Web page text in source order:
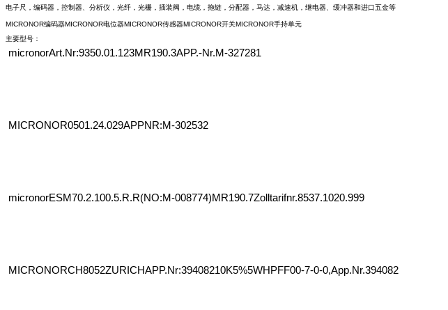
电子尺，编码器，控制器、分析仪，光纤，光栅，插装阀，电缆，拖链，分配器，马达，减速机，继电器、缓冲器和进口五金等
MICRONOR编码器MICRONOR电位器MICRONOR传感器MICRONOR开关MICRONOR手持单元
主要型号：
micronorArt.Nr:9350.01.123MR190.3APP.-Nr.M-327281
MICRONOR0501.24.029APPNR:M-302532
micronorESM70.2.100.5.R.R(NO:M-008774)MR190.7Zolltarifnr.8537.1020.999
MICRONORCH8052ZURICHAPP.Nr:39408210K5%5WHPFF00-7-0-0,App.Nr.394082